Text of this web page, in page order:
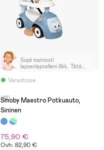
Varastossa
Sopii mainiosti
lapsenlapselleni 8kk. Tätä
monikäyttöinen.
(18)
Smoby Maestro Potkuauto,
Sininen
75,90 €
Ovh: 82,90 €